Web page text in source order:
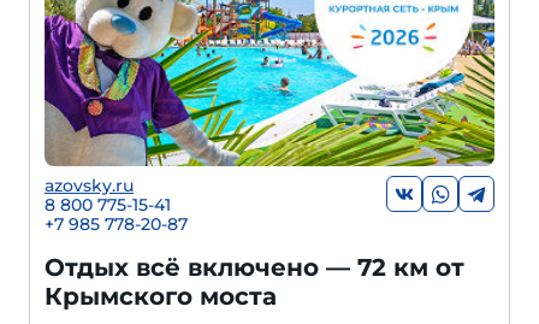
azovsky.ru
8 800 775-15-41
+7 985 778-20-87
Отдых всё включено — 72 км от
Крымского моста